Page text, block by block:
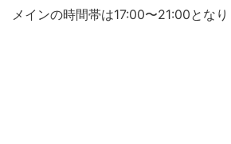
メインの時間帯は17:00〜21:00となり